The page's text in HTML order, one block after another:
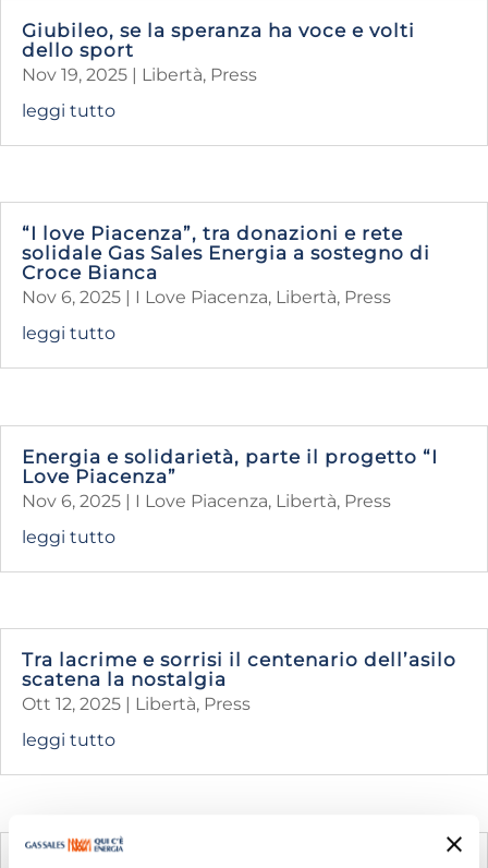
Giubileo, se la speranza ha voce e volti
dello sport
Nov 19, 2025 | Libertà, Press
leggi tutto
“I love Piacenza”, tra donazioni e rete
solidale Gas Sales Energia a sostegno di
Croce Bianca
Nov 6, 2025 I Love Piacenza, Libertà, Press
leggi tutto
Energia e solidarietà, parte il progetto “I
Love Piacenza”
Nov 6, 2025 | I Love Piacenza, Libertà, Press
leggi tutto
Tra lacrime e sorrisi il centenario dell’asilo
scatena la nostalgia
Ott 12, 2025 Libertà, Press
leggi tutto